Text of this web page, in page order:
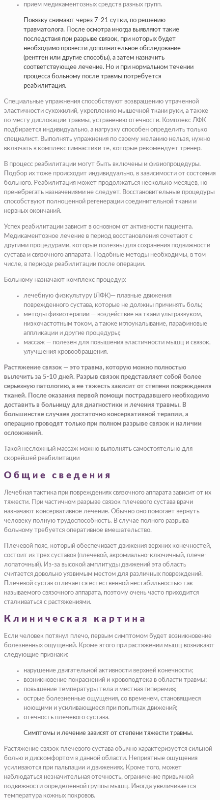
прием медикаментозных средств разных групп.
Повязку снимают через 7-21 сутки, по решению
травматолога. После осмотра иногда выявляют такие
последствия при разрыве связок, при которых будет
необходимо провести дополнительное обследование
(рентген или другие способы), а затем назначить
соответствующее лечение. Но и при нормальном течении
процесса больному после травмы потребуется
реабилитация.
Специальные упражнения способствуют возвращению утраченной
эластичности сухожилий, укреплению мышечной ткани руки, а также
по месту дислокации травмы, устранению отечности. Комплекс ЛФК
подбирается индивидуально, а нагрузку способен определить только
специалист. Выполнять упражнения по своему желанию нельзя, нужно
включать в комплекс гимнастики те, которые рекомендует тренер.
В процесс реабилитации могут быть включены и физиопроцедуры.
Подбор их тоже происходит индивидуально, в зависимости от состояния
больного. Реабилитация может продолжаться несколько месяцев, но
пренебрегать назначениями не следует. Восстановительные процедуры
способствуют полноценной регенерации соединительной ткани и
нервных окончаний.
Успех реабилитации зависит в основном от активности пациента.
Медикаментозное лечение в период восстановления сочетают с
другими процедурами, которые полезны для сохранения подвижности
сустава и связочного аппарата. Подобные методы необходимы, в том
числе, в периоде реабилитации после операции.
Больному назначают комплекс процедур:
лечебную физкультуру (ЛФК)— плавные движения
поврежденного сустава, которые не должны причинять боль;
методы физиотерапии — воздействие на ткани ультразвуком,
низкочастотным током, а также иглоукалывание, парафиновые
аппликации и другие процедуры;
массаж — полезен для повышения эластичности мышц и связок,
улучшения кровообращения.
Растяжение связок — это травма, которую можно полностью
вылечить за 5-10 дней. Разрыв связок представляет собой более
серьезную патологию, а ее тяжесть зависит от степени повреждения
тканей. После оказания первой помощи пострадавшего необходимо
доставить в больницу для диагностики и лечения травмы. В
большинстве случаев достаточно консервативной терапии, а
операцию проводят только при полном разрыве связок и наличии
осложнений.
Такой несложный массаж можно выполнять самостоятельно для
скорейшей реабилитации
Общие сведения
Лечебная тактика при повреждениях связочного аппарата зависит от их
тяжести. При частичном разрыве связок плечевого сустава врачи
назначают консервативное лечение. Обычно оно помогает вернуть
человеку полную трудоспособность. В случае полного разрыва
больному требуется оперативное вмешательство.
Плечевой пояс, который обеспечивает движения верхних конечностей,
состоит из трех суставов (плечевой, акромиально-ключичный, плече-
лопаточный). Из-за высокой амплитуды движений эта область
считается довольно уязвимым местом для различных повреждений.
Плечевой сустав отличается естественной нестабильностью так
называемого связочного аппарата, поэтому очень часто приходится
сталкиваться с растяжениями.
Клиническая картина
Если человек потянул плечо, первым симптомом будет возникновение
болезненных ощущений. Кроме этого при растяжении мышц возникают
следующие признаки:
нарушение двигательной активности верхней конечности;
возникновение покраснений и кровоподтека в области травмы;
повышение температуры тела и местная гиперемия;
острые болезненные ощущения, со временем, становящиеся
ноющими и усиливающиеся при попытках движений;
отечность плечевого сустава.
Симптомы и лечение зависят от степени тяжести травмы.
Растяжение связок плечевого сустава обычно характеризуется сильной
болью и дискомфортом в данной области. Неприятные ощущения
усиливаются при пальпации и движениях. Кроме того, может
наблюдаться незначительная отечность, ограничение привычной
подвижности определенной группы мышц. Иногда увеличивается
температура кожных покровов.